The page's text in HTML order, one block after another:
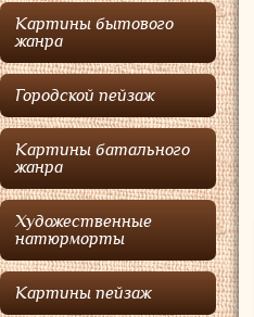
Картины бытового
жанра
Городской пейзаж
Картины батального
жанра
Художественные
натюрморты
Картины пейзаж